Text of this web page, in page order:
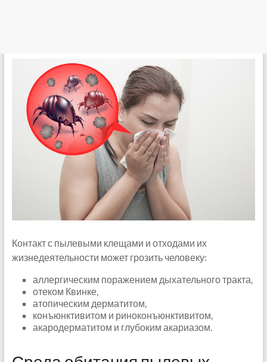
Контакт с пылевыми клещами и отходами их
жизнедеятельности может грозить человеку:
аллергическим поражением дыхательного тракта,
отеком Квинке,
атопическим дерматитом,
конъюнктивитом и риноконъюнктивитом,
акародерматитом и глубоким акариазом.